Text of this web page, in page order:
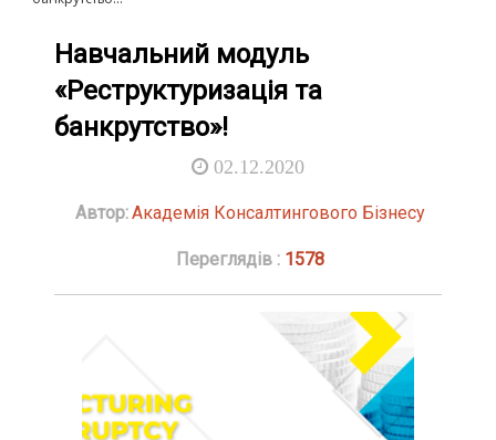
Навчальний модуль
«Реструктуризація та
банкрутство»!
02.12.2020
Автор:Академія Консалтингового Бізнесу
Переглядів : 1578